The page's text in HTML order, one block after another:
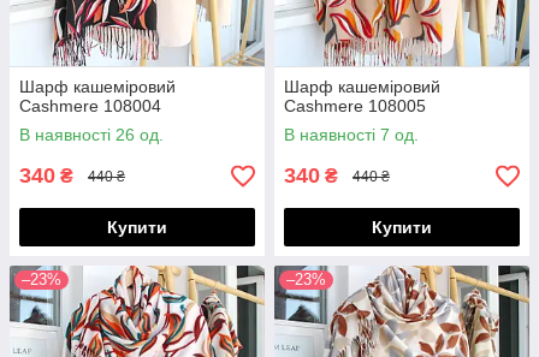
Шарф кашеміровий
Cashmere 108004
В наявності 26 од.
340 ₴ 440 ₴
Купити
Шарф кашеміровий
Cashmere 108005
В наявності 7 од.
340 ₴ 440 ₴
Купити
–23% –23%